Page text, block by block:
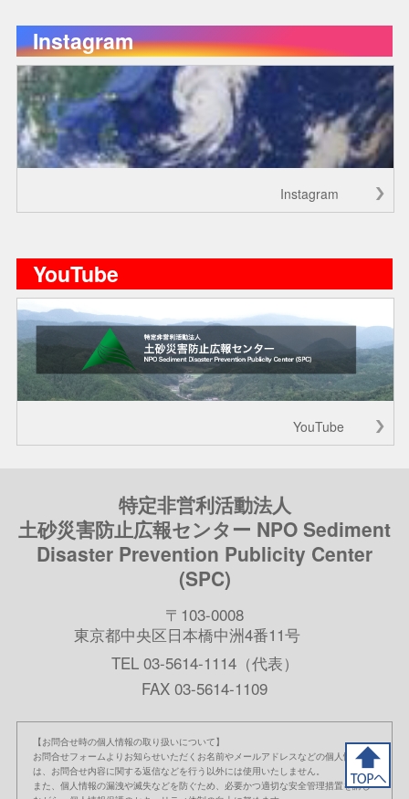
Instagram
Instagram
YouTube
YouTube
特定非営利活動法人
土砂災害防止広報センター NPO Sediment
Disaster Prevention Publicity Center
(SPC)
〒103-0008
東京都中央区日本橋中洲4番11号
TEL 03-5614-1114（代表）
FAX 03-5614-1109
【お問合せ時の個人情報の取り扱いについて】
お問合せフォームよりお知らせいただくお名前やメールアドレスなどの個人情報
は、お問合せ内容に関する返信などを行う以外には使用いたしません。
また、個人情報の漏洩や滅失などを防ぐため、必要かつ適切な安全管理措置を講じ